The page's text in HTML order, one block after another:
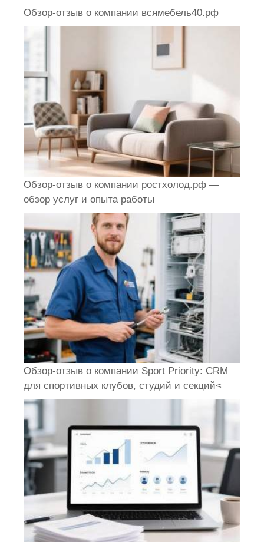
Обзор-отзыв о компании всямебель40.рф
Обзор-отзыв о компании ростхолод.рф —
обзор услуг и опыта работы
Обзор-отзыв о компании Sport Priority: CRM
для спортивных клубов, студий и секций<